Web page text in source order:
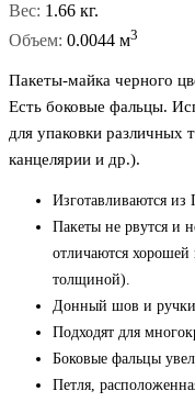
Вес: 1.66 кг.
Объем: 0.0044 м3
Пакеты-майка черного
Есть боковые фальцы.
для упаковки различных
канцелярии и др.).
Изготавливаются
Пакеты не рвутся и
отличаются хорошей
толщиной).
Донный шов и
Подходят для
Боковые фальцы
Петля,